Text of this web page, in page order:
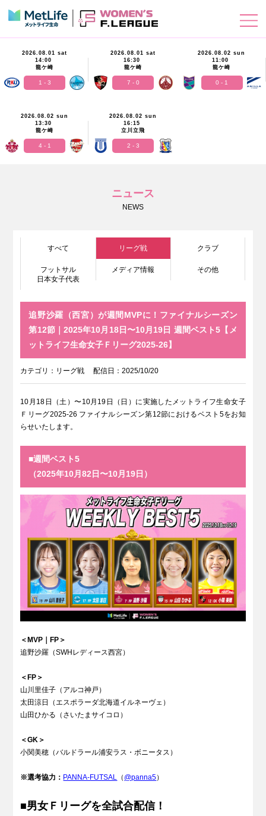
2026.08.01 sat
14:00
龍ケ崎
1 - 3
2026.08.01 sat
16:30
龍ケ崎
7 - 0
2026.08.02 sun
11:00
龍ケ崎
0 - 1
2026.08.02 sun
13:30
龍ケ崎
4 - 1
2026.08.02 sun
16:15
立川立飛
2 - 3
ニュース
NEWS
すべて リーグ戦 クラブ
フットサル
日本女子代表
メディア情報 その他
追野沙羅（西宮）が週間MVPに！ファイナルシーズン
第12節｜2025年10月18日〜10月19日 週間ベスト5【メ
ットライフ生命女子Ｆリーグ2025-26】
カテゴリ： リーグ戦 配信日：2025/10/20
10月18日（土）〜10月19日（日）に実施したメットライフ生命女子
Ｆリーグ2025-26 ファイナルシーズン第12節におけるベスト5をお知
らせいたします。
■週間ベスト5
（2025年10月82日〜10月19日）
＜MVP｜FP ＞
追野沙羅（SWHレディース西宮）
＜FP＞
山川里佳子（アルコ神戸）
太田涼日（エスポラーダ北海道イルネーヴェ）
山田ひかる（さいたまサイコロ）
＜GK＞
小関美穂（バルドラール浦安ラス・ボニータス）
※選考協力： PANNA-FUTSAL （ @panna5）
■男女Ｆリーグを全試合配信！